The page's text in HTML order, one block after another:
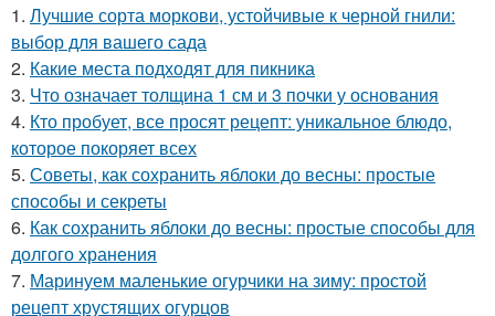
1. Лучшие сорта моркови, устойчивые к черной гнили:
выбор для вашего сада
2. Какие места подходят для пикника
3. Что означает толщина 1 см и 3 почки у основания
4. Кто пробует, все просят рецепт: уникальное блюдо,
которое покоряет всех
5. Советы, как сохранить яблоки до весны: простые
способы и секреты
6. Как сохранить яблоки до весны: простые способы для
долгого хранения
7. Маринуем маленькие огурчики на зиму: простой
рецепт хрустящих огурцов